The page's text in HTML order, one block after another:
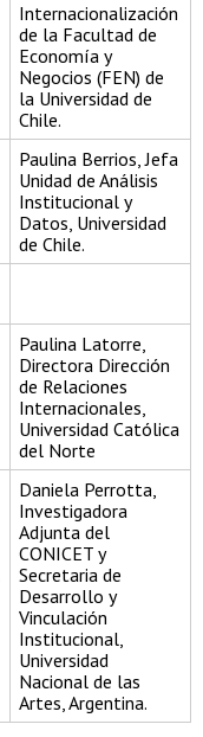
Internacionalización
de la Facultad de
Economía y
Negocios (FEN) de
la Universidad de
Chile.
Paulina Berrios, Jefa
Unidad de Análisis
Institucional y
Datos, Universidad
de Chile.
Paulina Latorre,
Directora Dirección
de Relaciones
Internacionales,
Universidad Católica
del Norte
Daniela Perrotta,
Investigadora
Adjunta del
CONICET y
Secretaria de
Desarrollo y
Vinculación
Institucional,
Universidad
Nacional de las
Artes, Argentina.